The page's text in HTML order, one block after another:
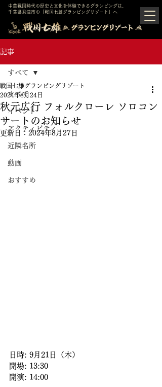
中華戦国時代の歴史と文化を体験できるグランピングは、
千葉県君津市の「戦国七雄グランピングリゾート」へ
記事
すべて
イベント
アクティビティ
近隣名所
動画
おすすめ
すべて
秋元広行 フォルクローレ ソロコン
サートのお知らせ
戦国七雄グランピングリゾート
2024年8月24日
更新日： 2024年8月27日
日時: 9月21日（木）
開場: 13:30
開演: 14:00